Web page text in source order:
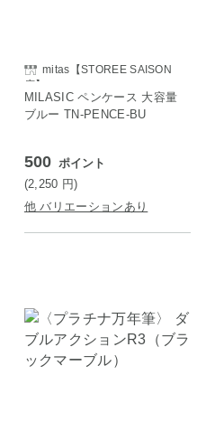
mitas【STOREE SAISON
店】
MILASIC ペンケース 大容量
ブルー TN-PENCE-BU
500 ポイント
(2,250 円)
他 バリエーションあり